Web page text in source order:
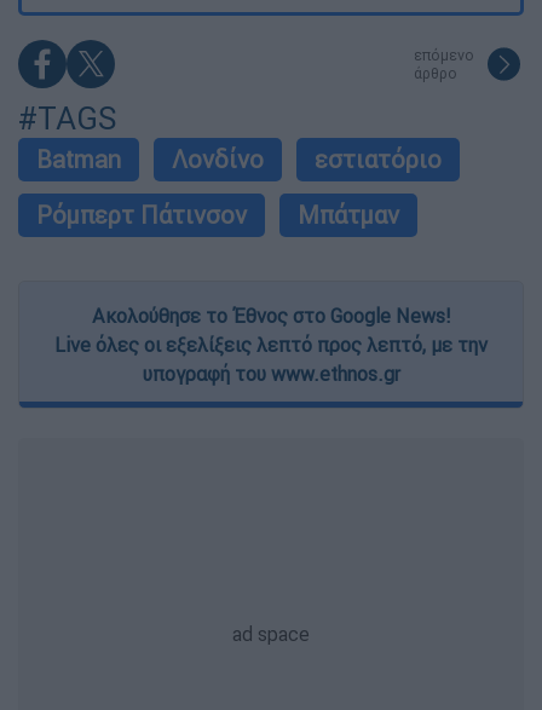
επόμενο
άρθρο
#TAGS
Batman Λονδίνο
εστιατόριο
Ρόμπερτ Πάτινσον
Μπάτμαν
Ακολούθησε το Έθνος στο Google News!
Live όλες οι εξελίξεις λεπτό προς λεπτό, με την
υπογραφή του www.ethnos.gr